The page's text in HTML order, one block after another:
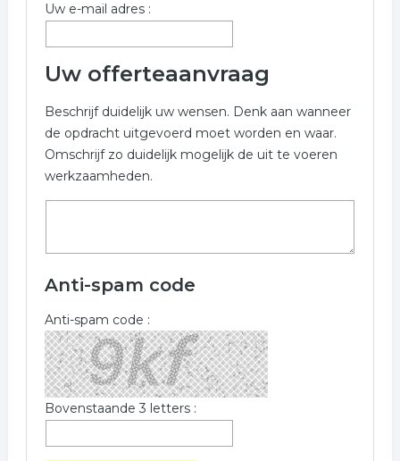
interieurverzorging schoonmaakbedrijf
Uw e-mail adres :
Uw offerteaanvraag
Beschrijf duidelijk uw wensen. Denk aan wanneer
de opdracht uitgevoerd moet worden en waar.
Omschrijf zo duidelijk mogelijk de uit te voeren
werkzaamheden.
Anti-spam code
Anti-spam code :
Bovenstaande 3 letters :